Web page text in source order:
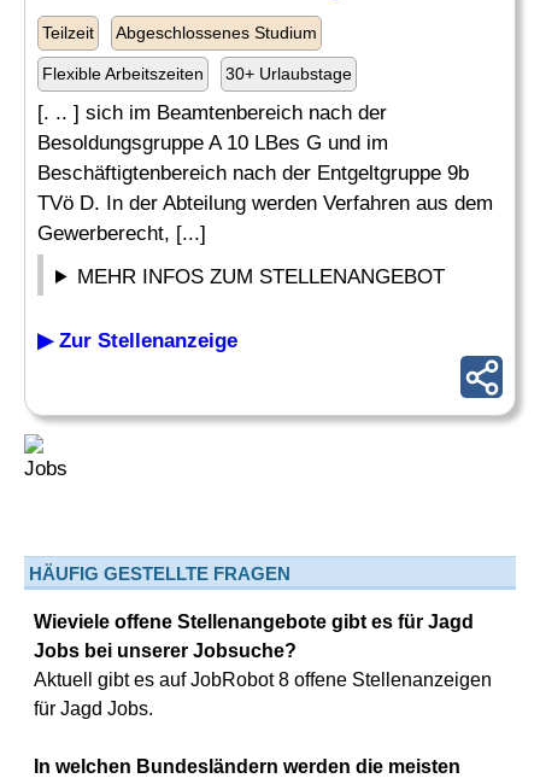
Teilzeit Abgeschlossenes Studium
Flexible Arbeitszeiten 30+ Urlaubstage
[. .. ] sich im Beamtenbereich nach der
Besoldungsgruppe A 10 LBes G und im
Beschäftigtenbereich nach der Entgeltgruppe 9b
TVö D. In der Abteilung werden Verfahren aus dem
Gewerberecht, [...]
MEHR INFOS ZUM STELLENANGEBOT
▶ Zur Stellenanzeige
HÄUFIG GESTELLTE FRAGEN
Wieviele offene Stellenangebote gibt es für Jagd
Jobs bei unserer Jobsuche?
Aktuell gibt es auf JobRobot 8 offene Stellenanzeigen
für Jagd Jobs.
In welchen Bundesländern werden die meisten